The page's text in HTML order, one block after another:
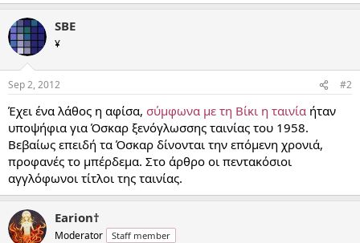
SBE
¥
Sep 2, 2012 #2
Έχει ένα λάθος η αφίσα, σύμφωνα με τη Βίκι η ταινία ήταν
υποψήφια για Όσκαρ ξενόγλωσσης ταινίας του 1958.
Βεβαίως επειδή τα Όσκαρ δίνονται την επόμενη χρονιά,
προφανές το μπέρδεμα. Στο άρθρο οι πεντακόσιοι
αγγλόφωνοι τίτλοι της ταινίας.
Earion†
Moderator Staff member